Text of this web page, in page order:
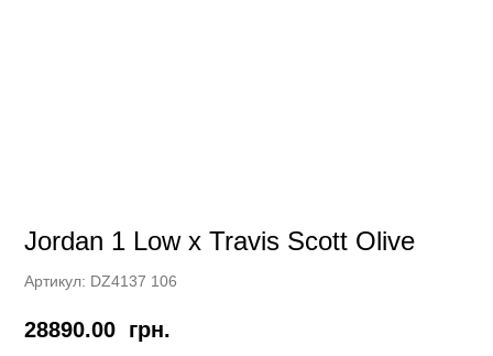
Jordan 1 Low x Travis Scott Olive
Артикул: DZ4137 106
28890.00 грн.